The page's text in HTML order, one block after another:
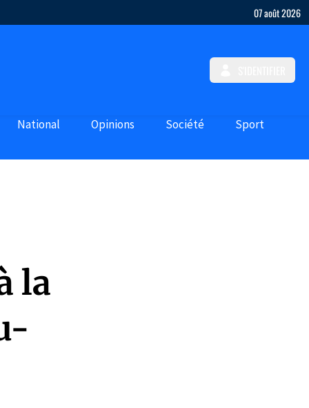
07 août 2026
National Opinions Société Sport
la